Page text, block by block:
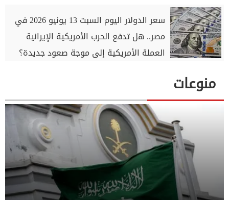
سعر الدولار اليوم السبت 13 يونيو 2026 في
مصر.. هل تدفع الحرب الأمريكية الإيرانية
العملة الأمريكية إلى موجة صعود جديدة؟
منوعات